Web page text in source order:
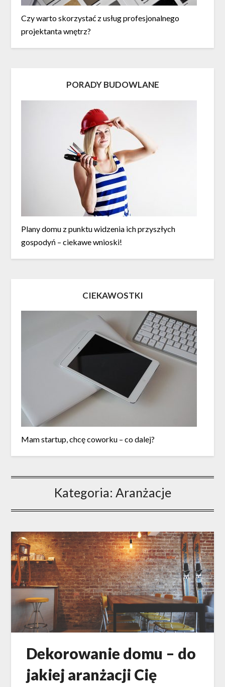
Czy warto skorzystać z usług profesjonalnego
projektanta wnętrz?
PORADY BUDOWLANE
Plany domu z punktu widzenia ich przyszłych
gospodyń – ciekawe wnioski!
CIEKAWOSTKI
Mam startup, chcę coworku – co dalej?
Kategoria: Aranżacje
Dekorowanie domu – do
jakiej aranżacji Cię